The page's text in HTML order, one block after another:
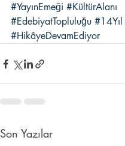
#YayınEmeği #KültürAlanı
#EdebiyatTopluluğu #14Yıl
#HikâyeDevamEdiyor
Son Yazılar